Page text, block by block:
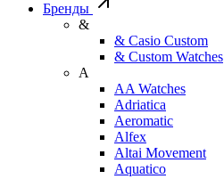
Бренды
&
& Casio Custom
& Custom Watches
A
AA Watches
Adriatica
Aeromatic
Alfex
Altai Movement
Aquatico